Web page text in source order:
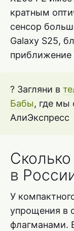
кратным
сенсор
Galaxy S25,
приближение
? Загляни в
Бабы, где мы
АлиЭкспресс
в
У
упрощения в
флагманами.